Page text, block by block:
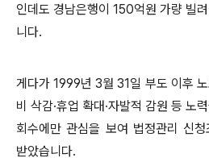
인데도 경남은행이 150억원 가량 빌
니다.
게다가 1999년 3월 31일 부도 이후 노
비 삭감·휴업 확대·자발적 감원 등 노
회수에만 관심을 보여 법정관리 신
받았습니다.